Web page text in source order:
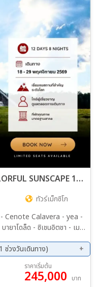
ทัวร์เม็กซิโก MEXICO CUBA COLORFUL SUNSCAPE 12วัน 8คืน (TK)
ทัวร์เม็กซิโก
Cenote Calavera - yea -
า) - ทัวร์ชมเมือง - ทัวรถ
วย์- หมู่บ้านโดฮิบาร์ - ปี
โก) -
วงวันเดินทาง)
ราคาเริ่มต้น
245,000 บาท